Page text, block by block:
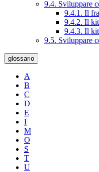
9.4. Sviluppare
9.4.1. Il
9.4.2. Il
9.4.3. Il
9.5. Sviluppare
glossario
A
B
C
D
E
I
M
O
S
T
U